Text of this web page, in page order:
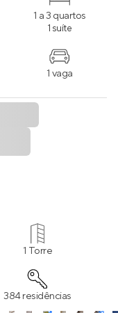
1 a 3 quartos
1 suíte
1 vaga
1 Torre
384 residências